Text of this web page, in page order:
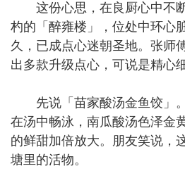
这份心思，在良厨心中不
杓的「醉雍楼」，位处中环心
久，已成点心迷朝圣地。张师
出多款升级点心，可说是精心
先说「苗家酸汤金鱼饺」。
在汤中畅泳，南瓜酸汤色泽金
的鲜甜加倍放大。朋友笑说，
塘里的活物。